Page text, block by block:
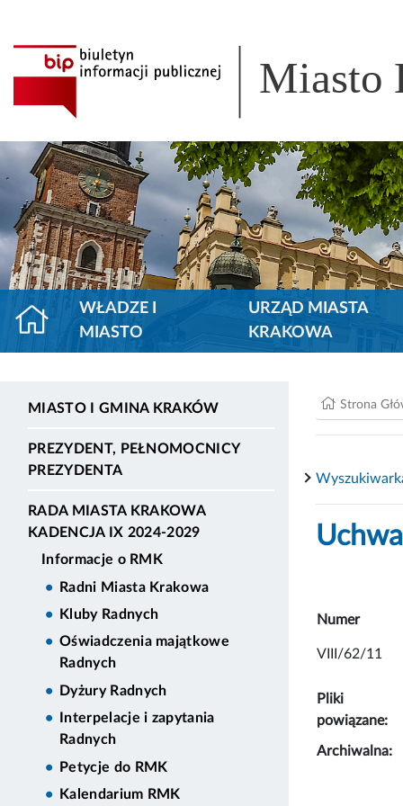
Miasto
WŁADZE I
MIASTO
URZĄD MIASTA
KRAKOWA
MIASTO I GMINA KRAKÓW
PREZYDENT, PEŁNOMOCNICY
PREZYDENTA
RADA MIASTA KRAKOWA
KADENCJA IX 2024-2029
Informacje o RMK
Radni Miasta Krakowa
Kluby Radnych
Oświadczenia majątkowe
Radnych
Dyżury Radnych
Interpelacje i zapytania
Radnych
Petycje do RMK
Kalendarium RMK
Strona
Numer
VIII/62/11
Pliki
powiązane:
Archiwalna: